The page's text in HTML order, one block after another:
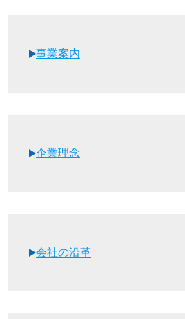
事業案内
企業理念
会社の沿革